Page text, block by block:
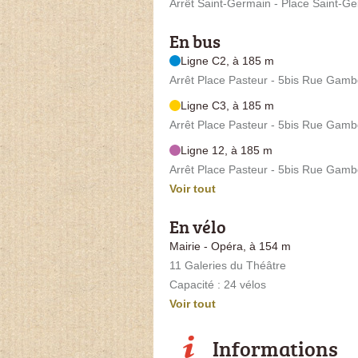
Arrêt Saint-Germain - Place Saint-
En bus
Ligne C2, à 185 m
Arrêt Place Pasteur - 5bis Rue
Ligne C3, à 185 m
Arrêt Place Pasteur - 5bis Rue
Ligne 12, à 185 m
Arrêt Place Pasteur - 5bis Rue
Voir tout
En vélo
Mairie - Opéra, à 154 m
11 Galeries du Théâtre
Capacité : 24 vélos
Voir tout
Informations